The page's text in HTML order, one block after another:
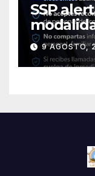
SSP
virtual
9 AGOSTO,